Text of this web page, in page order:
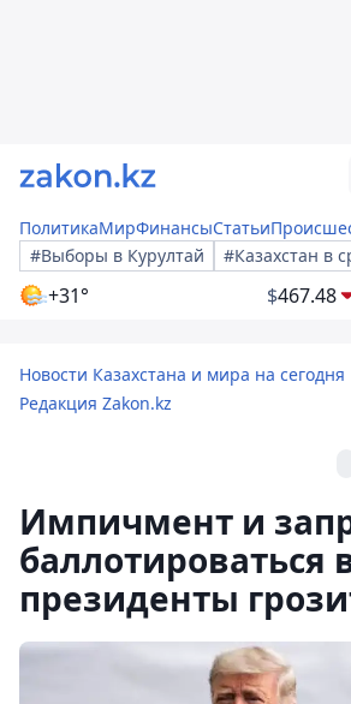
ПолитикаМирФинансыСтатьи
#Выборы в Курултай
#Казахстан в
+31° $467.48
Новости Казахстана и мира на сегодня
Редакция Zakon.kz
Импичмент и
баллотироваться
президенты